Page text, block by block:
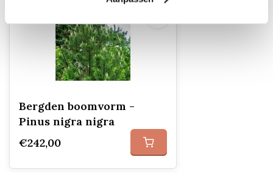
Bergden boomvorm -
Pinus nigra nigra
€242,00